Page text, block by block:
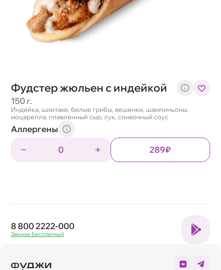
Фудстер жюльен с индейкой
150 г.
Индейка, шиитаке, белые грибы, вешенки, шампиньоны,
моцарелла, плавленный сыр, лук, сливочный соус
Аллергены
0
289₽
8 800 2222-000
Звонок бесплатный